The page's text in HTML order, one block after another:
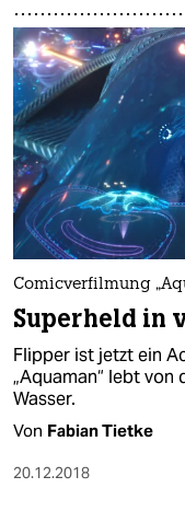
Comicverfilmung
Superheld in
Flipper ist jetzt ein
„Aquaman“ lebt
Wasser.
Von Fabian Tietke
20.12.2018